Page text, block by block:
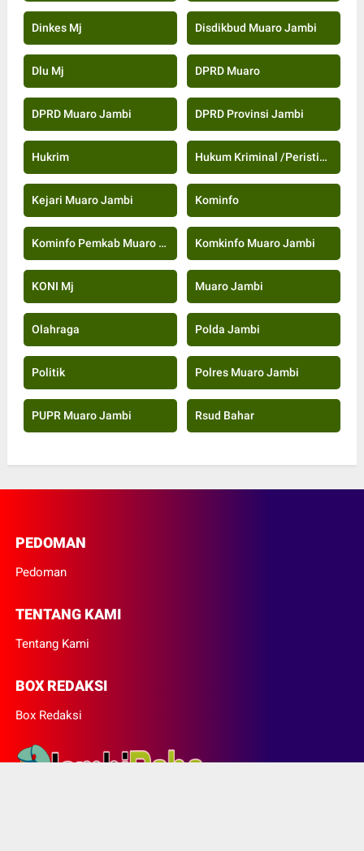
Dinkes Mj Disdikbud Muaro Jambi
Dlu Mj DPRD Muaro
DPRD Muaro Jambi DPRD Provinsi Jambi
Hukrim Hukum Kriminal /Peristiwa
Kejari Muaro Jambi Kominfo
Kominfo Pemkab Muaro Jambi Komkinfo Muaro Jambi
KONI Mj Muaro Jambi
Olahraga Polda Jambi
Politik Polres Muaro Jambi
PUPR Muaro Jambi Rsud Bahar
PEDOMAN
Pedoman
TENTANG KAMI
Tentang Kami
BOX REDAKSI
Box Redaksi